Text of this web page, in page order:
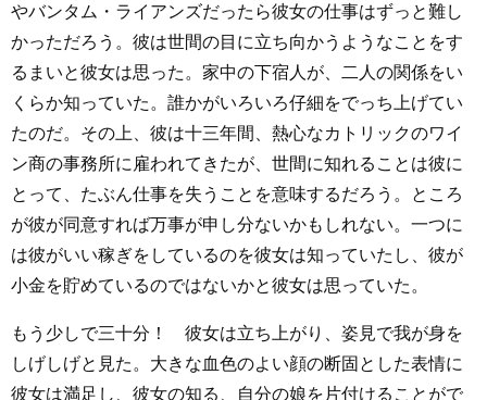
やバンタム・ライアンズだったら彼女の仕事はずっと難し
かっただろう。彼は世間の目に立ち向かうようなことをす
るまいと彼女は思った。家中の下宿人が、二人の関係をい
くらか知っていた。誰かがいろいろ仔細をでっち上げてい
たのだ。その上、彼は十三年間、熱心なカトリックのワイ
ン商の事務所に雇われてきたが、世間に知れることは彼に
とって、たぶん仕事を失うことを意味するだろう。ところ
が彼が同意すれば万事が申し分ないかもしれない。一つに
は彼がいい稼ぎをしているのを彼女は知っていたし、彼が
小金を貯めているのではないかと彼女は思っていた。
もう少しで三十分！ 彼女は立ち上がり、姿見で我が身を
しげしげと見た。大きな血色のよい顔の断固とした表情に
彼女は満足し、彼女の知る、自分の娘を片付けることがで